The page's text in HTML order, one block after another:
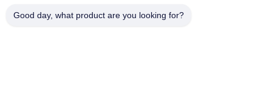
Наш адрес
Good day, what product are you looking for?